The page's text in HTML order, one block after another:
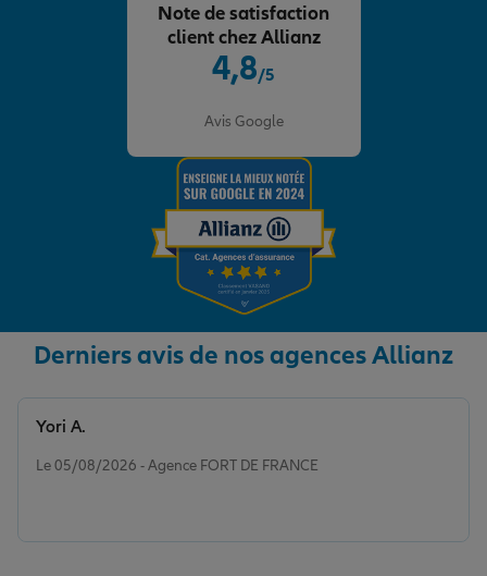
4,8/5
Avis Google
Note de satisfaction
client chez Allianz
Derniers avis de nos agences Allianz
Le 05/08/2026 - Agence FORT DE FRANCE
Yori A.